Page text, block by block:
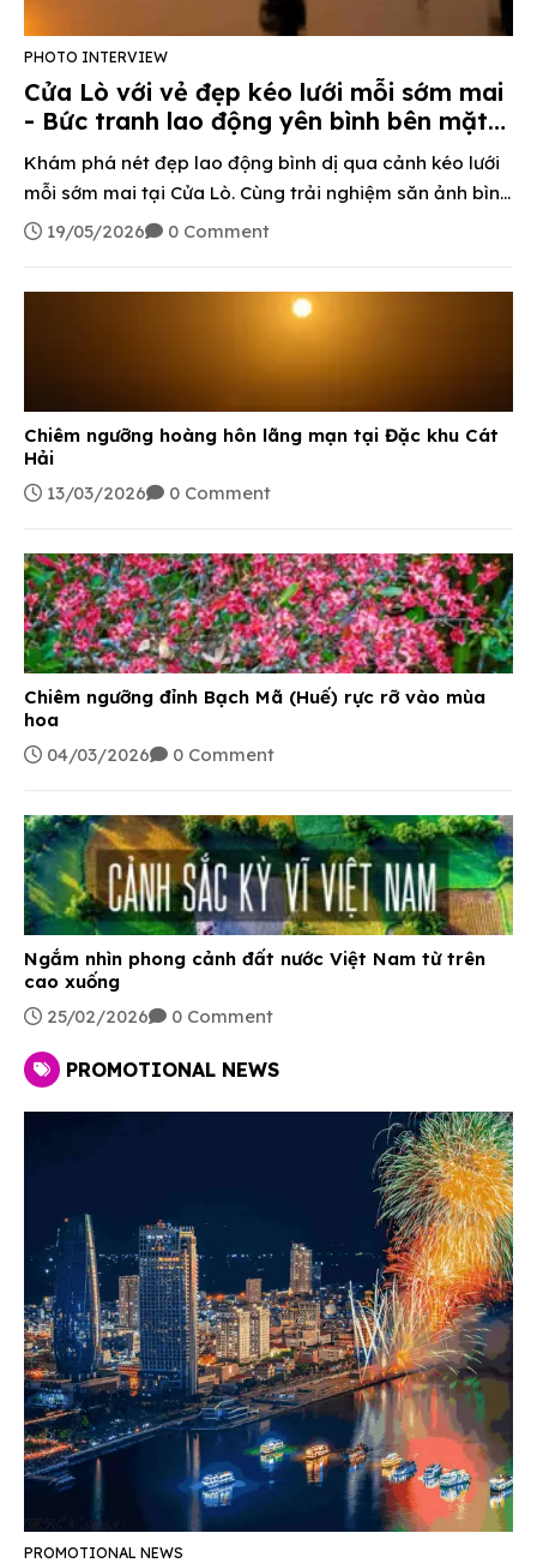
PHOTO INTERVIEW
Cửa Lò với vẻ đẹp kéo lưới mỗi sớm mai
- Bức tranh lao động yên bình bên mặt
biển
Khám phá nét đẹp lao động bình dị qua cảnh kéo lưới
mỗi sớm mai tại Cửa Lò. Cùng trải nghiệm săn ảnh bình
minh và mua hải sản tươi sống ngay tại bãi biển
19/05/2026 0 Comment
Chiêm ngưỡng hoàng hôn lãng mạn tại Đặc khu Cát
Hải
13/03/2026
0 Comment
Chiêm ngưỡng đỉnh Bạch Mã (Huế) rực rỡ vào mùa
hoa
04/03/2026
0 Comment
Ngắm nhìn phong cảnh đất nước Việt Nam từ trên
cao xuống
25/02/2026
0 Comment
PROMOTIONAL NEWS
PROMOTIONAL NEWS